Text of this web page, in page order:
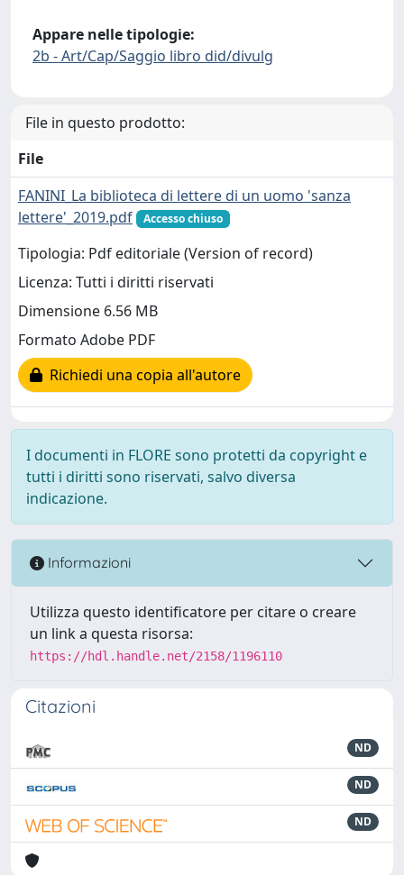
Appare nelle tipologie:
2b - Art/Cap/Saggio libro did/divulg
File in questo prodotto:
File
FANINI_La biblioteca di lettere di un uomo 'sanza
lettere'_2019.pdf
Accesso chiuso
Tipologia: Pdf editoriale (Version of record)
Licenza: Tutti i diritti riservati
Dimensione 6.56 MB
Formato Adobe PDF
Richiedi una copia all'autore
I documenti in FLORE sono protetti da copyright e
tutti i diritti sono riservati, salvo diversa
indicazione.
Informazioni
Utilizza questo identificatore per citare o creare
un link a questa risorsa:
https://hdl.handle.net/2158/1196110
Citazioni
ND
ND
ND